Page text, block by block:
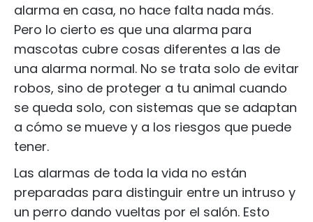
alarma en casa, no hace falta nada más.
Pero lo cierto es que una alarma para
mascotas cubre cosas diferentes a las de
una alarma normal. No se trata solo de evitar
robos, sino de proteger a tu animal cuando
se queda solo, con sistemas que se adaptan
a cómo se mueve y a los riesgos que puede
tener.
Las alarmas de toda la vida no están
preparadas para distinguir entre un intruso y
un perro dando vueltas por el salón. Esto